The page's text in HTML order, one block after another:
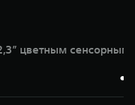
цветным сенсорным
●